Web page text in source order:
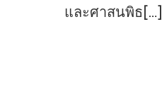
และศาสนพิธ[…]